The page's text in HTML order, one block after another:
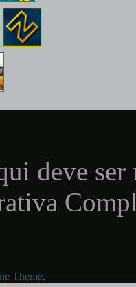
deve ser
Theme.